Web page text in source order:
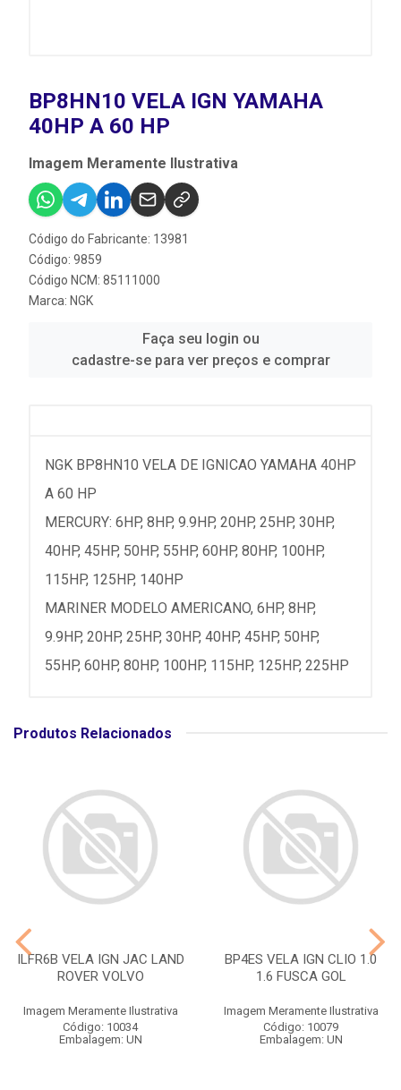
BP8HN10 VELA IGN YAMAHA
40HP A 60 HP
Imagem Meramente Ilustrativa
Código do Fabricante: 13981
Código: 9859
Código NCM: 85111000
Marca: NGK
Faça seu login ou
cadastre-se para ver preços e comprar
NGK BP8HN10 VELA DE IGNICAO YAMAHA 40HP
A 60 HP
MERCURY: 6HP, 8HP, 9.9HP, 20HP, 25HP, 30HP,
40HP, 45HP, 50HP, 55HP, 60HP, 80HP, 100HP,
115HP, 125HP, 140HP
MARINER MODELO AMERICANO, 6HP, 8HP,
9.9HP, 20HP, 25HP, 30HP, 40HP, 45HP, 50HP,
55HP, 60HP, 80HP, 100HP, 115HP, 125HP, 225HP
Produtos Relacionados
ILFR6B VELA IGN JAC LAND
ROVER VOLVO
Imagem Meramente Ilustrativa
Código: 10034
Embalagem: UN
BP4ES VELA IGN CLIO 1.0
1.6 FUSCA GOL
Imagem Meramente Ilustrativa
Código: 10079
Embalagem: UN